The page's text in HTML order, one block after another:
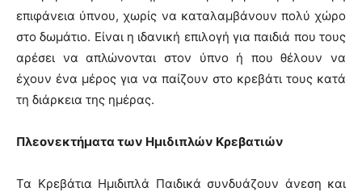
επιφάνεια ύπνου, χωρίς να καταλαμβάνουν πολύ χώρο
στο δωμάτιο. Είναι η ιδανική επιλογή για παιδιά που τους
αρέσει να απλώνονται στον ύπνο ή που θέλουν να
έχουν ένα μέρος για να παίζουν στο κρεβάτι τους κατά
τη διάρκεια της ημέρας.
Πλεονεκτήματα των Ημιδιπλών Κρεβατιών
Τα Κρεβάτια Ημιδιπλά Παιδικά συνδυάζουν άνεση και